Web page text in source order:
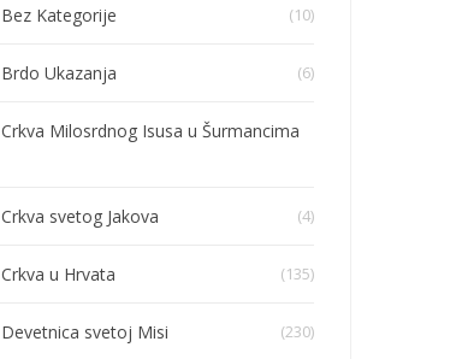
Bez Kategorije (10)
Brdo Ukazanja (6)
Crkva Milosrdnog Isusa u Šurmancima
Crkva svetog Jakova (4)
Crkva u Hrvata (135)
Devetnica svetoj Misi (230)